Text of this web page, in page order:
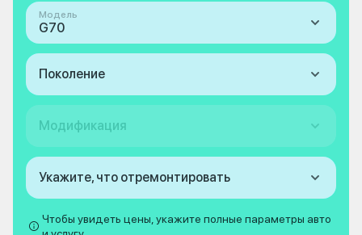
Модель
G70
Поколение
Модификация
Укажите, что отремонтировать
Чтобы увидеть цены, укажите полные параметры авто